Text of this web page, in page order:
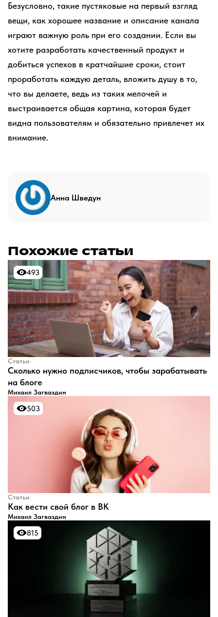
Безусловно, такие пустяковые на первый взгляд
вещи, как хорошее название и описание канала
играют важную роль при его создании. Если вы
хотите разработать качественный продукт и
добиться успехов в кратчайшие сроки, стоит
проработать каждую деталь, вложить душу в то,
что вы делаете, ведь из таких мелочей и
выстраивается общая картина, которая будет
видна пользователям и обязательно привлечет их
внимание.
Анна Шведун
Похожие статьи
493
493
Статьи
​Сколько нужно подписчиков, чтобы зарабатывать
на блоге
Михаил Загваздин
503
503
Статьи
​Как вести свой блог в ВК
Михаил Загваздин
815
815